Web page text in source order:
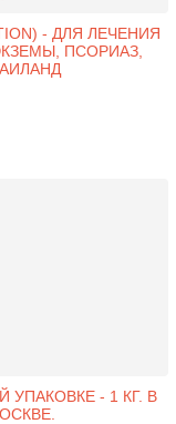
- ДЛЯ ЛЕЧЕНИЯ
ПСОРИАЗ,
- 1 КГ. В